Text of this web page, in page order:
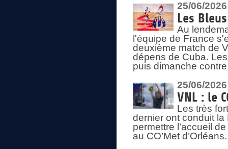
25/06/2026
Les
Au
l'équipe de France
deuxième match de
dépens de Cuba.
puis dimanche
25/06/2026
VNL : le
Les très
dernier ont conduit
permettre l’accueil
au CO’Met d’Orléans.